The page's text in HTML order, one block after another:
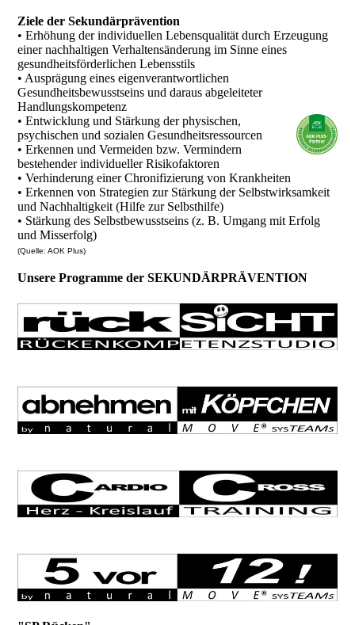
Ziele der Sekundärprävention
• Erhöhung der individuellen Lebensqualität durch Erzeugung
einer nachhaltigen Verhaltensänderung im Sinne eines
gesundheitsförderlichen Lebensstils
• Ausprägung eines eigenverantwortlichen
Gesundheitsbewusstseins und daraus abgeleiteter
Handlungskompetenz
• Entwicklung und Stärkung der physischen,
psychischen und sozialen Gesundheitsressourcen
• Erkennen und Vermeiden bzw. Vermindern
bestehender individueller Risikofaktoren
• Verhinderung einer Chronifizierung von Krankheiten
• Erkennen von Strategien zur Stärkung der Selbstwirksamkeit
und Nachhaltigkeit (Hilfe zur Selbsthilfe)
• Stärkung des Selbstbewusstseins (z. B. Umgang mit Erfolg
und Misserfolg)
(Quelle: AOK Plus)
Unsere Programme der SEKUNDÄRPRÄVENTION